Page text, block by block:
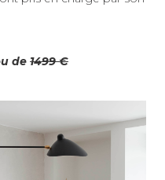
de 1499 €